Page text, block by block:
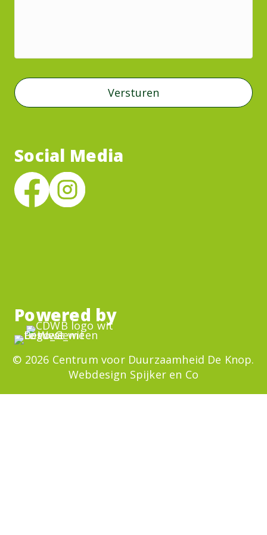
Social Media
Powered by
© 2026 Centrum voor Duurzaamheid De Knop.
Webdesign Spijker en Co